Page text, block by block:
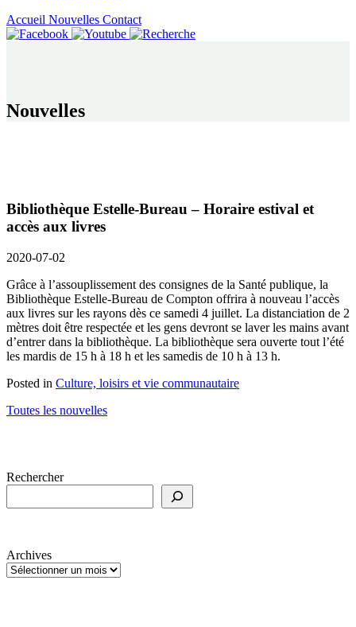
Accueil Nouvelles Contact
Nouvelles
Bibliothèque Estelle-Bureau – Horaire estival et
accès aux livres
2020-07-02
Grâce à l’assouplissement des consignes de la Santé publique, la
Bibliothèque Estelle-Bureau de Compton offrira à nouveau l’accès
aux livres sur les rayons dès ce samedi 4 juillet. La distanciation de 2
mètres doit être respectée et les gens devront se laver les mains avant
d’entrer dans la bibliothèque. La bibliothèque sera ouverte tout l’été
les mardis de 15 h à 18 h et les samedis de 10 h à 13 h.
Posted in Culture, loisirs et vie communautaire
Toutes les nouvelles
Rechercher
Archives